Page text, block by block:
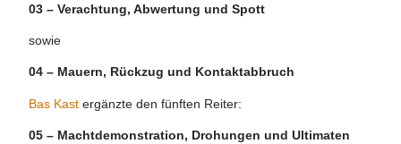
03 – Verachtung, Abwertung und Spott
sowie
04 – Mauern, Rückzug und Kontaktabbruch
Bas Kast ergänzte den fünften Reiter:
05 – Machtdemonstration, Drohungen und Ultimaten